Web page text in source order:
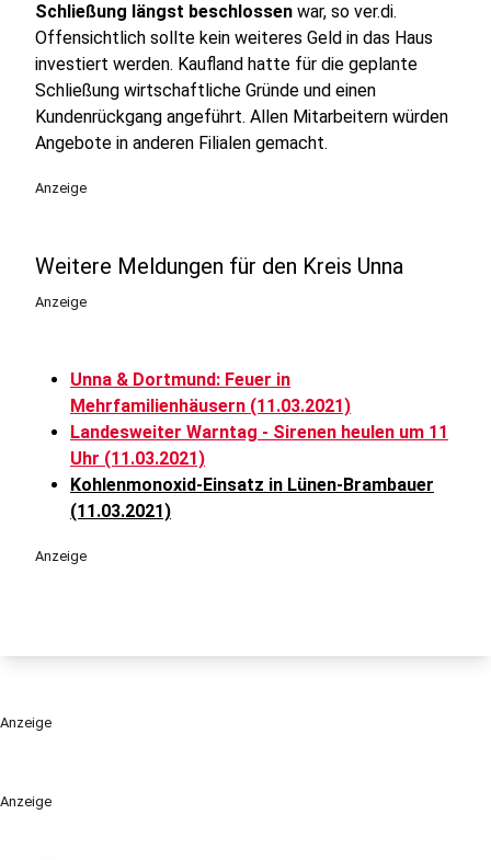
Anzeige
Schließung längst beschlossen war, so ver.di.
Offensichtlich sollte kein weiteres Geld in das Haus
investiert werden. Kaufland hatte für die geplante
Schließung wirtschaftliche Gründe und einen
Kundenrückgang angeführt. Allen Mitarbeitern würden
Angebote in anderen Filialen gemacht.
Anzeige
Weitere Meldungen für den Kreis Unna
Anzeige
Unna & Dortmund: Feuer in
Mehrfamilienhäusern (11.03.2021)
Landesweiter Warntag - Sirenen heulen um 11
Uhr (11.03.2021)
Kohlenmonoxid-Einsatz in Lünen-Brambauer
(11.03.2021)
Anzeige
Anzeige